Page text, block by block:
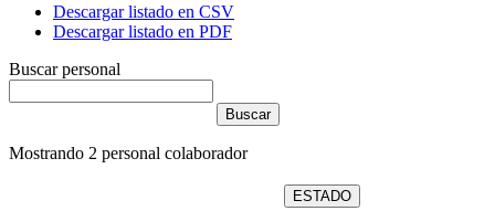
Descargar listado en CSV
Descargar listado en PDF
Buscar personal
Mostrando 2 personal colaborador
ESTADO